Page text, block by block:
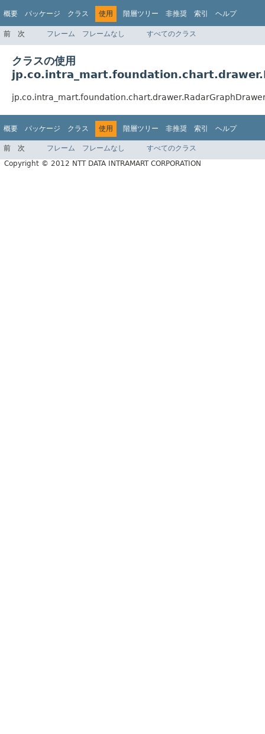
概要 パッケージ クラス 使用 階層ツリー 非推奨 索引 ヘルプ
前 次 フレーム フレームなし すべてのクラス
クラスの使用
jp.co.intra_mart.foundation.chart.drawer.RadarGraphDrawer
概要 パッケージ クラス 使用 階層ツリー 非推奨 索引 ヘルプ
前 次 フレーム フレームなし
すべてのクラス
Copyright © 2012 NTT DATA INTRAMART CORPORATION